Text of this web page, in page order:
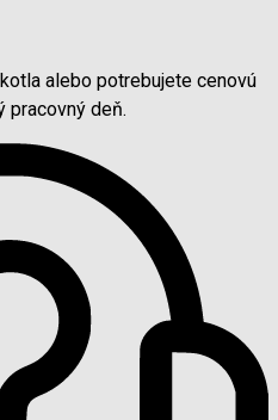
alebo potrebujete cenovú
pracovný deň.